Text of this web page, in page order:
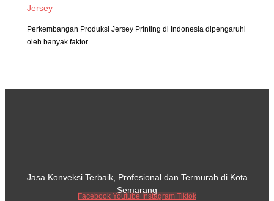
Jersey
Perkembangan Produksi Jersey Printing di Indonesia dipengaruhi
oleh banyak faktor.…
Jasa Konveksi Terbaik, Profesional dan Termurah di Kota
Semarang
Facebook Youtube Instagram Tiktok